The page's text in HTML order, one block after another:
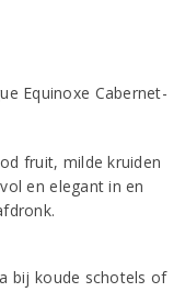
fruit, milde kruiden
en elegant in en
bij koude schotels of